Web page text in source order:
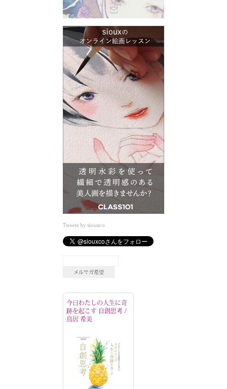
Tweets by siouxco
今日わたしの人生に奇
跡を起こす 自創思考 /
鳥居 希美